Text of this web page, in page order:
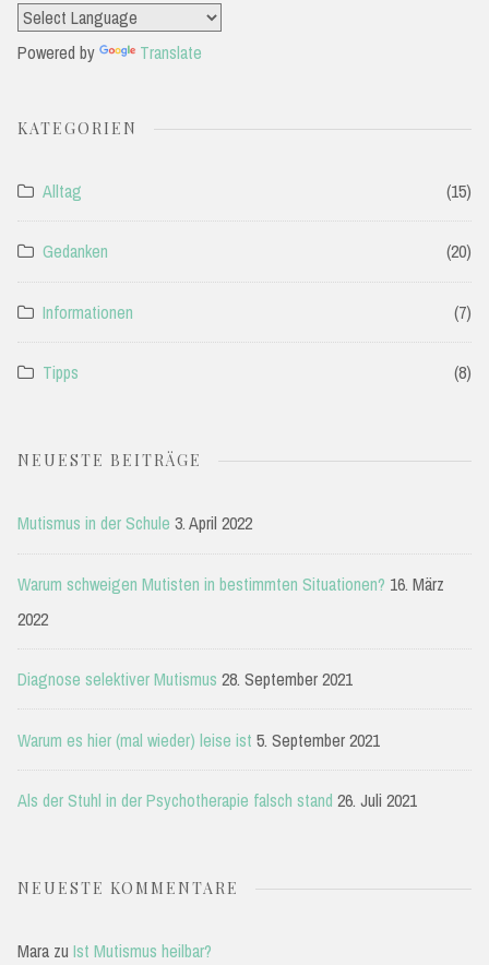
Powered by Translate
KATEGORIEN
Alltag (15)
Gedanken (20)
Informationen (7)
Tipps (8)
NEUESTE BEITRÄGE
Mutismus in der Schule 3. April 2022
Warum schweigen Mutisten in bestimmten Situationen? 16. März
2022
Diagnose selektiver Mutismus 28. September 2021
Warum es hier (mal wieder) leise ist 5. September 2021
Als der Stuhl in der Psychotherapie falsch stand 26. Juli 2021
NEUESTE KOMMENTARE
Mara zu Ist Mutismus heilbar?